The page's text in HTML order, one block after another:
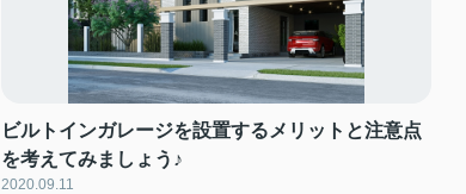
ビルトインガレージを設置するメリットと注意点
を考えてみましょう♪
2020.09.11